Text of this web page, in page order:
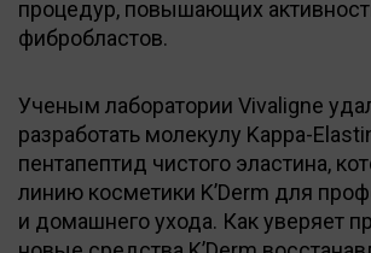
процедур, повышающих
фибробластов.
Ученым лаборатории Vivaligne
разработать молекулу Kappa-
пентапептид чистого эластина,
линию косметики K’Derm для
и домашнего ухода. Как уверяет